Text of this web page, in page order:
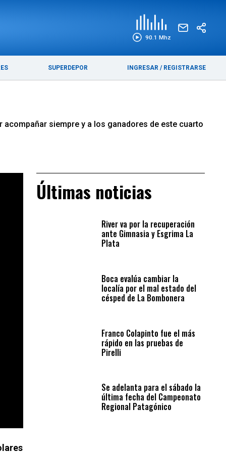
90.1 Mhz
SUPERDEPOR INGRESAR / REGISTRARSE
siempre y a los ganadores de este cuarto
Últimas noticias
River va por la recuperación
ante Gimnasia y Esgrima La
Plata
Boca evalúa cambiar la
localía por el mal estado del
césped de La Bombonera
Franco Colapinto fue el más
rápido en las pruebas de
Pirelli
Se adelanta para el sábado la
última fecha del Campeonato
Regional Patagónico